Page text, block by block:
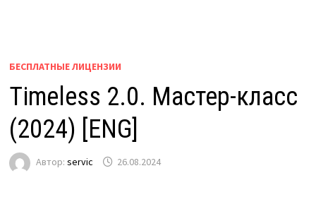
БЕСПЛАТНЫЕ ЛИЦЕНЗИИ
Timeless 2.0. Мастер-класс
(2024) [ENG]
Автор: servic 26.08.2024